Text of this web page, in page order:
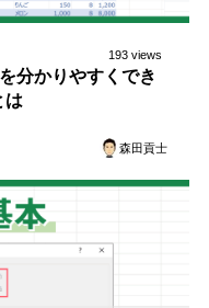
193 views
分かりやすくでき
は
森田貢士